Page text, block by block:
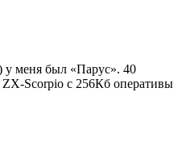
у меня был «Парус». 40
ZX-Scorpio с 256Кб оперативы